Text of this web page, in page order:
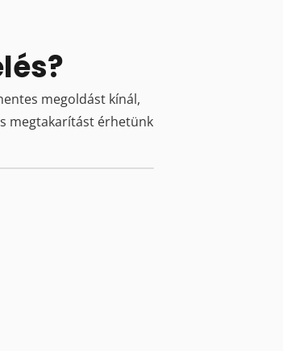
megoldást kínál,
megtakarítást érhetünk